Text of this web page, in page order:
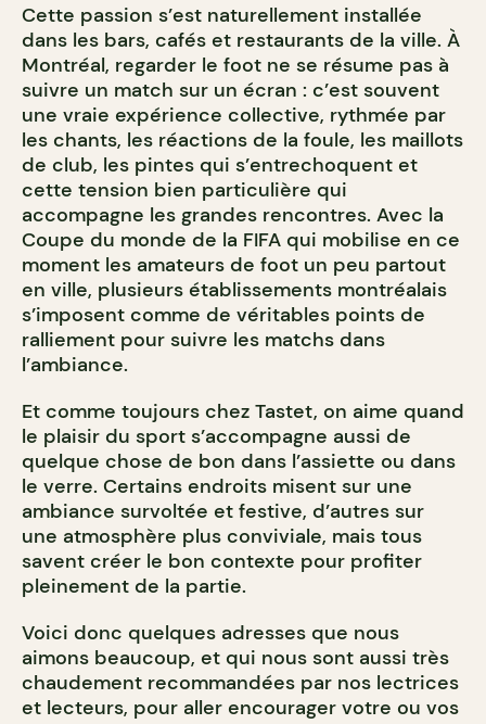
Cette passion s’est naturellement installée
dans les bars, cafés et restaurants de la ville. À
Montréal, regarder le foot ne se résume pas à
suivre un match sur un écran : c’est souvent
une vraie expérience collective, rythmée par
les chants, les réactions de la foule, les maillots
de club, les pintes qui s’entrechoquent et
cette tension bien particulière qui
accompagne les grandes rencontres. Avec la
Coupe du monde de la FIFA qui mobilise en ce
moment les amateurs de foot un peu partout
en ville, plusieurs établissements montréalais
s’imposent comme de véritables points de
ralliement pour suivre les matchs dans
l’ambiance.
Et comme toujours chez Tastet, on aime quand
le plaisir du sport s’accompagne aussi de
quelque chose de bon dans l’assiette ou dans
le verre. Certains endroits misent sur une
ambiance survoltée et festive, d’autres sur
une atmosphère plus conviviale, mais tous
savent créer le bon contexte pour profiter
pleinement de la partie.
Voici donc quelques adresses que nous
aimons beaucoup, et qui nous sont aussi très
chaudement recommandées par nos lectrices
et lecteurs, pour aller encourager votre ou vos